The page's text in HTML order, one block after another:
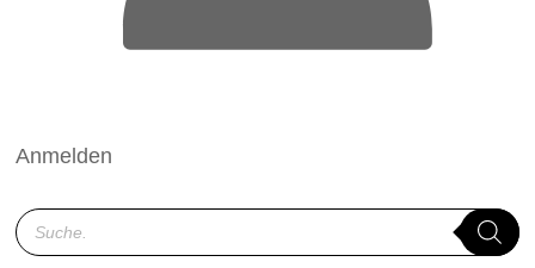
Anmelden
Products
search